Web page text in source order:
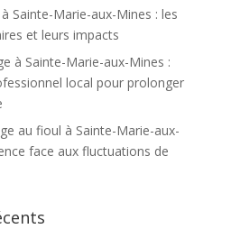
Sainte-Marie-aux-Mines : les
et leurs impacts
à Sainte-Marie-aux-Mines :
local pour prolonger
au fioul à Sainte-Marie-aux-
face aux fluctuations de